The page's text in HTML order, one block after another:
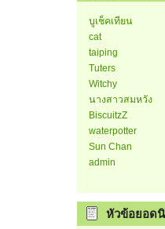
บูเช็คเทียน
cat
taiping
Tuters
Witchy
นางสาวสมหวัง
BiscuitzZ
waterpotter
Sun Chan
admin
หัวข้อยอด